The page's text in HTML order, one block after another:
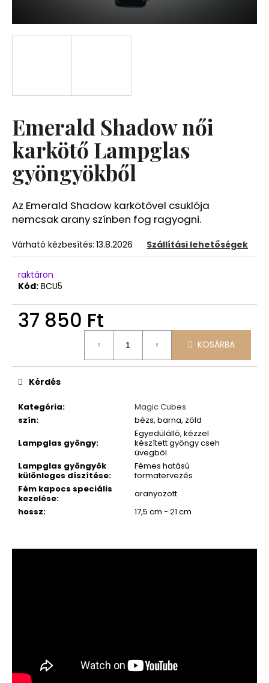
Emerald Shadow női
karkötő Lampglas
gyöngyökből
Az Emerald Shadow karkötővel csuklója
nemcsak arany színben fog ragyogni.
Várható kézbesítés: 13.8.2026 Szállítási lehetőségek
raktáron
Kód: BCU5
37 850 Ft
KOSÁRBA
Kategória:
Magic Cubes
szín:
bézs, barna, zöld
Lampglas gyöngy:
Egyedülálló, kézzel
készített gyöngy cseh
üvegből
Lampglas gyöngyök
különleges díszítése:
Fémes hatású
formatervezés
Fém kapocs speciális
kezelése:
aranyozott
hossz: 17,5 cm - 21 cm
Kérdés
A
k